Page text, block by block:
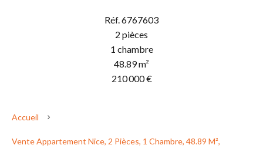
Réf. 6767603
2 pièces
1 chambre
48.89 m²
210 000 €
Accueil
Vente Appartement Nice, 2 Pièces, 1 Chambre, 48.89 M²,